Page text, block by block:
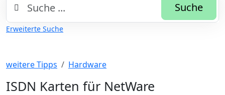
Suche
Erweiterte Suche
weitere Tipps Hardware
ISDN Karten für NetWare